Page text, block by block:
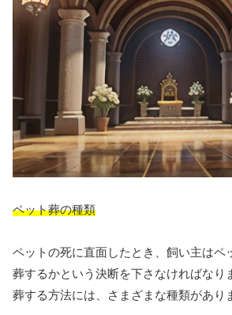
ペット葬の種類
ペットの死に直面したとき、飼い主はペ
葬するかという決断を下さなければなり
葬する方法には、さまざまな種類があり